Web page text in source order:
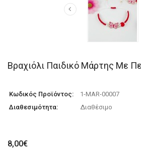
Βραχιόλι Παιδικό Μάρτης Με
Κωδικός Προϊόντος:
1-MAR-00007
Διαθεσιμότητα:
Διαθέσιμο
8,00€